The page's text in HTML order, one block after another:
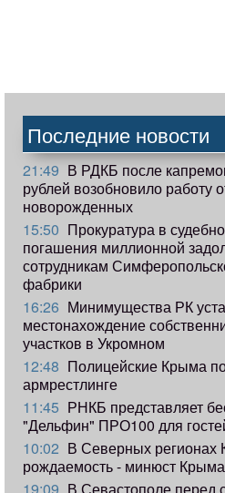
Последние новости
21:49 В РДКБ после
рублей возобновило работу
новорожденных
15:50 Прокуратура в
погашения миллионной
сотрудникам
фабрики
16:26 Минимущества РК
местонахождение
участков в Укромном
12:48 Полицейские Крыма
армрестлинге
11:45 РНКБ представляет
"Дельфин" ПРО100 для
10:02 В Северных регионах
рождаемость - минюст Крыма